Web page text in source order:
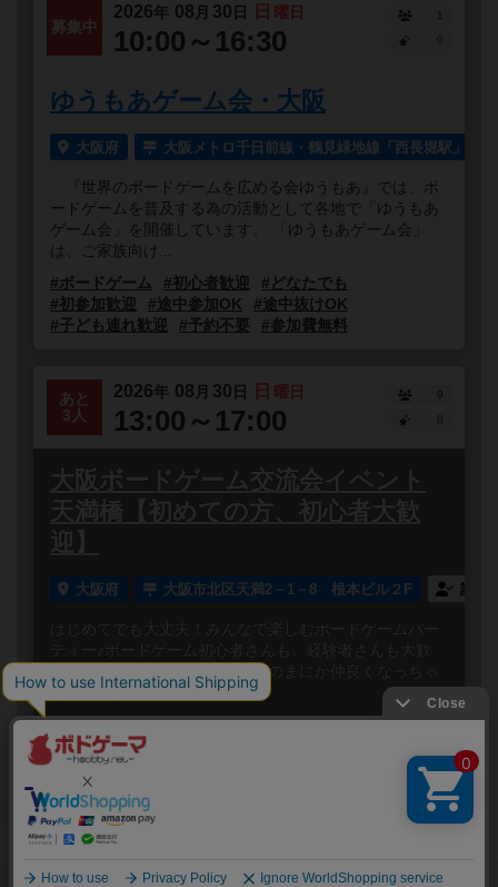
募集中
2026年 08 月 30 日 日 曜日
10:00～16:30
1
ゆうもあゲーム会・大阪
大阪府 大阪メトロ千日前線・鶴見緑地線「西長堀駅」よ
『世界のボードゲームを広める会ゆうもあ』では、ボ
ードゲームを普及する為の活動として各地で「ゆうもあ
ゲーム会」を開催しています。 「ゆうもあゲーム会」
は、ご家族向け...
#ボードゲーム
#初心者歓迎
#どなたでも
#初参加歓迎
#途中参加OK
#途中抜けOK
#子ども連れ歓迎
#予約不要 #参加費無料
あと
3人
2026年 08 月 30 日 日 曜日
13:00～17:00
9
大阪ボードゲーム交流会イベント
天満橋【初めての方、初心者大歓
迎】
大阪府 大阪市北区天満2－1－8 根本ビル２F 誰で
はじめてでも大丈夫！みんなで楽しむボードゲームパー
ティー♪ボードゲーム初心者さんも、経験者さんも大歓
迎！笑って、しゃべって、いつのまにか仲良くなっちゃ
う✨みんなでワ...
閉じる
ボードゲームのプレイ履歴を記録し
自分のデータを管理しませんか？
約75,000人 がボドゲーマを利用中！